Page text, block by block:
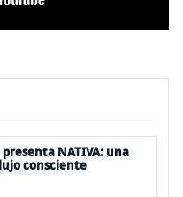
NATIVA: una
consciente